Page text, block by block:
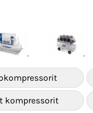
kompressorit